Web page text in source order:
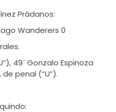
Prádanos:
Wanderers 0
49´ Gonzalo Espinoza
de penal (“U”).